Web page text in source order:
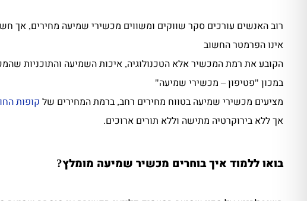
רוב האנשים עורכים סקר שווקים ומשווים מכשירי שמיעה מחירים, אך
אינו הפרמטר החשוב
הקובע את רמת המכשיר אלא הטכנולוגיה, איכות השמיעה והתוכניות
במכון "פטיפון – מכשירי שמיעה"
מציעים מכשירי שמיעה בטווח מחירים רחב, ברמת המחירים של קופות
אך ללא בירוקרטיה מתישה וללא תורים ארוכים.
בואו ללמוד איך בוחרים מכשיר שמיעה מומלץ?